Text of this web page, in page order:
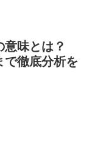
意味とは？
で徹底分析を